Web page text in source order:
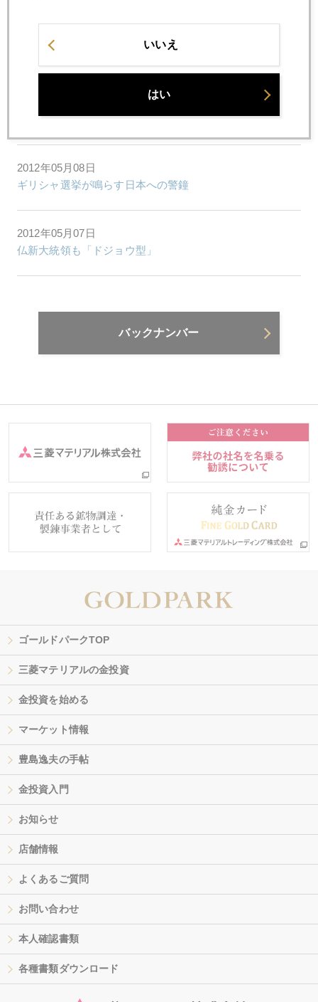
2012年05月11日
ＪＰモルガン巨額損失公表
ギリシャ ユーロ脱退観測で金価格１６００割れ
2012年05月08日
ギリシャ選挙が鳴らす日本への警鐘
2012年05月07日
仏新大統領も「ドジョウ型」
バックナンバー
ゴールドパークTOP
三菱マテリアルの金投資
金投資を始める
マーケット情報
豊島逸夫の手帖
金投資入門
お知らせ
店舗情報
よくあるご質問
お問い合わせ
本人確認書類
各種書類ダウンロード
いいえ
はい